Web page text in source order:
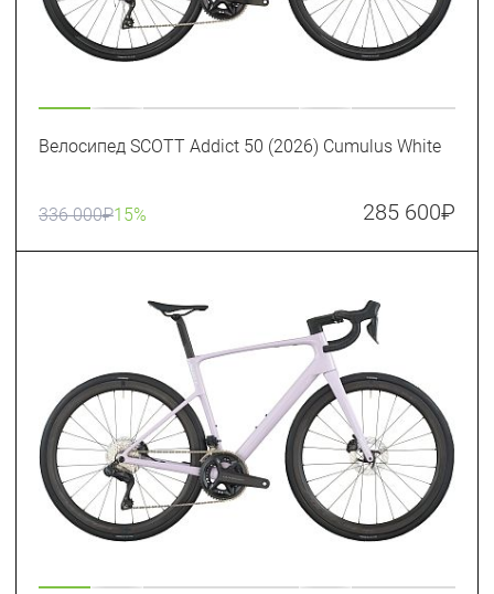
Велосипед SCOTT Addict 50 (2026) Cumulus White
336 000₽15% 285 600₽